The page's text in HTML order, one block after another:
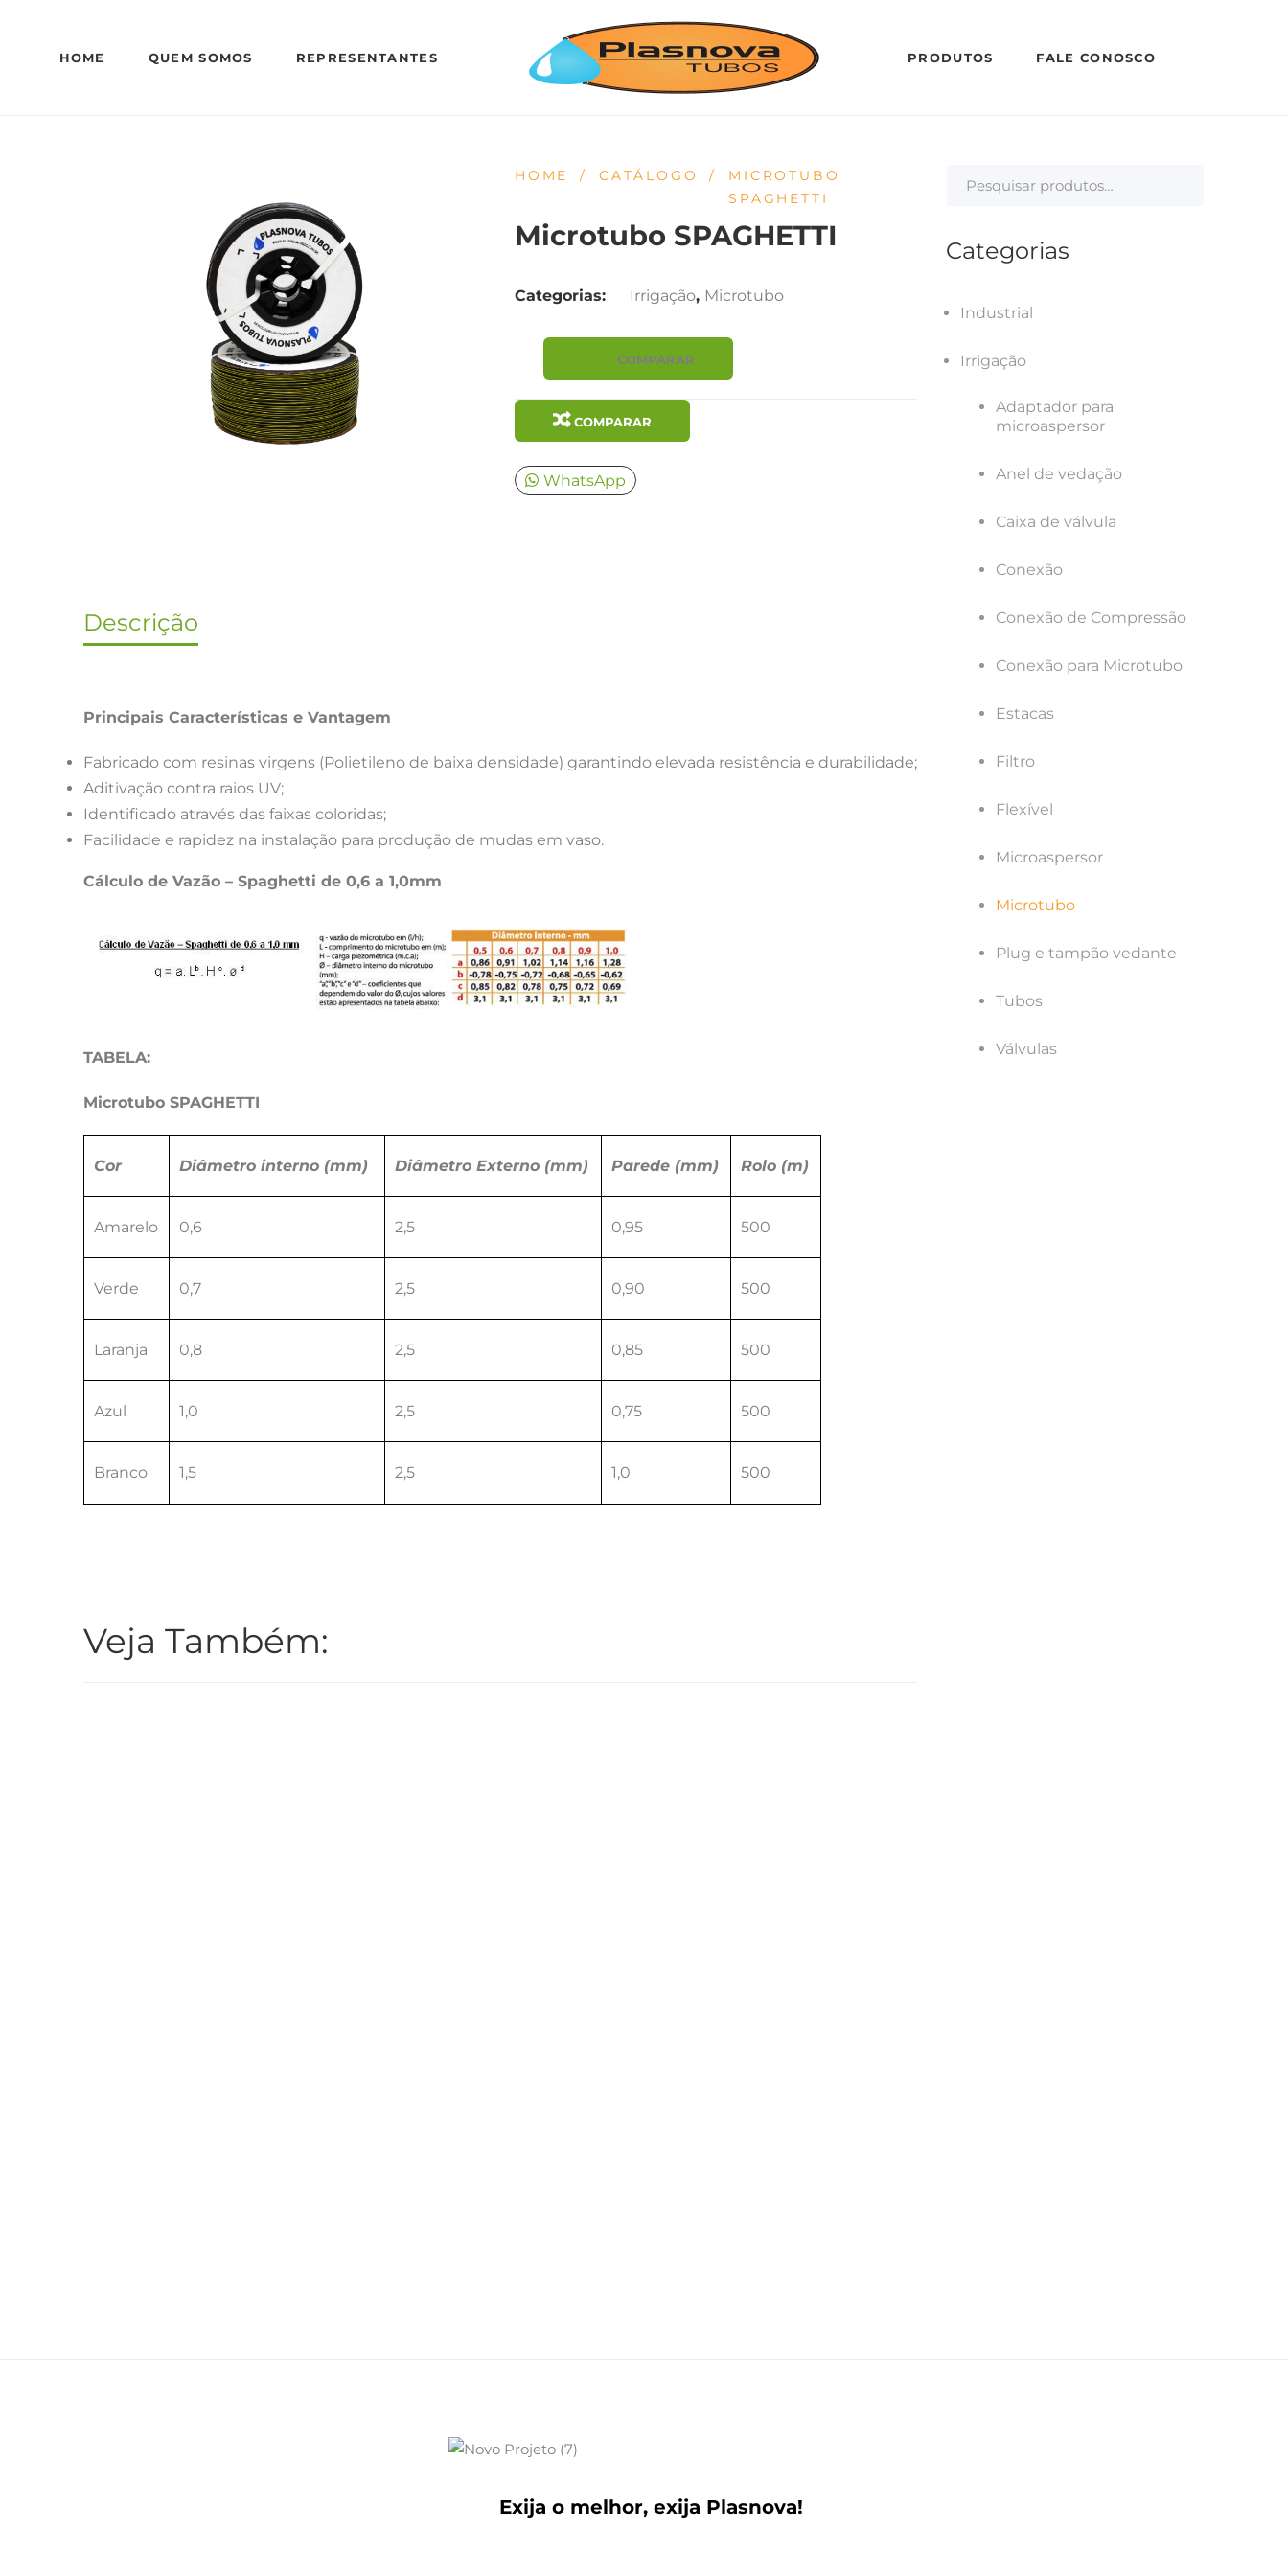
HOME QUEM SOMOS REPRESENTANTES PRODUTOS FALE CONOSCO
HOME / CATÁLOGO /
MICROTUBO
SPAGHETTI
Microtubo SPAGHETTI
Categorias: Irrigação, Microtubo
COMPARAR
COMPARAR
WhatsApp
Descrição
Principais Características e Vantagem
Fabricado com resinas virgens (Polietileno de baixa densidade) garantindo elevada resistência e durabilidade;
Aditivação contra raios UV;
Identificado através das faixas coloridas;
Facilidade e rapidez na instalação para produção de mudas em vaso.
Cálculo de Vazão – Spaghetti de 0,6 a 1,0mm
TABELA:
Microtubo SPAGHETTI
Cor Diâmetro interno (mm) Diâmetro Externo (mm) Parede (mm) Rolo (m)
Amarelo 0,6 2,5 0,95 500
Verde 0,7 2,5 0,90 500
Laranja 0,8 2,5 0,85 500
Azul 1,0 2,5 0,75 500
Branco 1,5 2,5 1,0 500
Veja Também:
Categorias
Industrial
Irrigação
Adaptador para
microaspersor
Anel de vedação
Caixa de válvula
Conexão
Conexão de Compressão
Conexão para Microtubo
Estacas
Filtro
Flexível
Microaspersor
Microtubo
Plug e tampão vedante
Tubos
Válvulas
Exija o melhor, exija Plasnova!